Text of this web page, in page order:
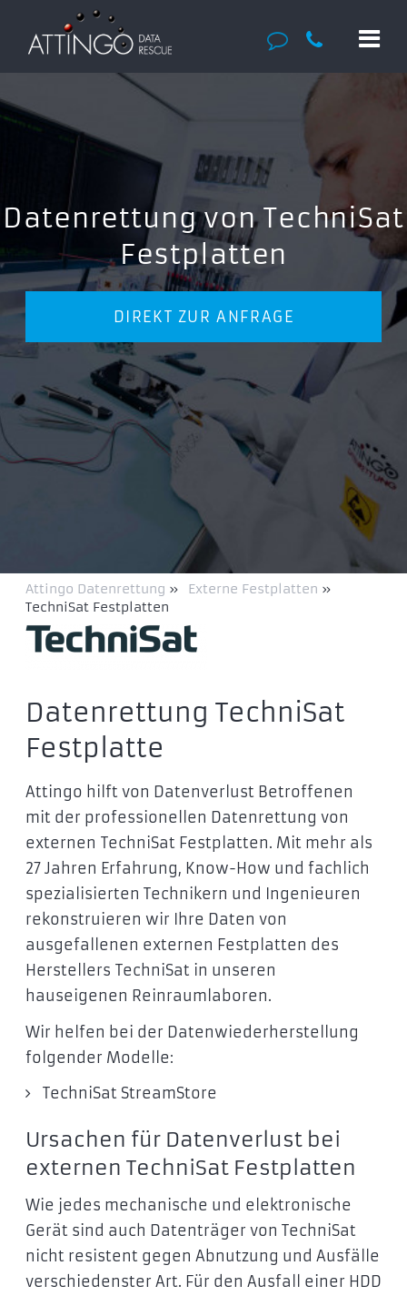
Datenrettung von TechniSat
Festplatten
DIREKT ZUR ANFRAGE
Attingo Datenrettung » Externe Festplatten »
TechniSat Festplatten
Datenrettung TechniSat
Festplatte
Attingo hilft von Datenverlust Betroffenen
mit der professionellen Datenrettung von
externen TechniSat Festplatten. Mit mehr als
27 Jahren Erfahrung, Know-How und fachlich
spezialisierten Technikern und Ingenieuren
rekonstruieren wir Ihre Daten von
ausgefallenen externen Festplatten des
Herstellers TechniSat in unseren
hauseigenen Reinraumlaboren.
Wir helfen bei der Datenwiederherstellung
folgender Modelle:
TechniSat StreamStore
Ursachen für Datenverlust bei
externen TechniSat Festplatten
Wie jedes mechanische und elektronische
Gerät sind auch Datenträger von TechniSat
nicht resistent gegen Abnutzung und Ausfälle
verschiedenster Art. Für den Ausfall einer HDD